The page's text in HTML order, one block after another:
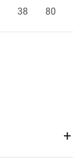
38 80
+